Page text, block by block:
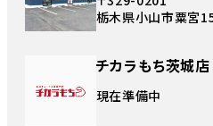
栃木県小山市粟宮
チカラもち茨城店
現在準備中